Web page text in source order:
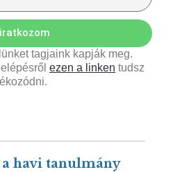
tagjaink kapják meg.
ezen a linken tudsz
havi tanulmány